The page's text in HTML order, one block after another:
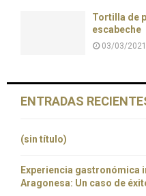
Tortilla de
escabeche
03/03/2021
ENTRADAS
(sin título)
Experiencia gastronómica
Aragonesa: Un caso de